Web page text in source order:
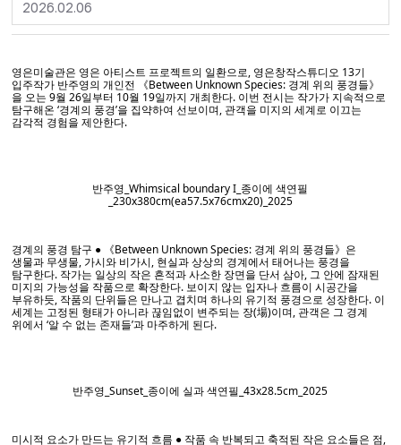
2026.02.06
영은미술관은 영은 아티스트 프로젝트의 일환으로, 영은창작스튜디오 13기
입주작가 반주영의 개인전 《Between Unknown Species: 경계 위의 풍경들》
을 오는 9월 26일부터 10월 19일까지 개최한다. 이번 전시는 작가가 지속적으로
탐구해온 ‘경계의 풍경’을 집약하여 선보이며, 관객을 미지의 세계로 이끄는
감각적 경험을 제안한다.
반주영_Whimsical boundary I_종이에 색연필
_230x380cm(ea57.5x76cmx20)_2025
경계의 풍경 탐구 ● 《Between Unknown Species: 경계 위의 풍경들》은
생물과 무생물, 가시와 비가시, 현실과 상상의 경계에서 태어나는 풍경을
탐구한다. 작가는 일상의 작은 흔적과 사소한 장면을 단서 삼아, 그 안에 잠재된
미지의 가능성을 작품으로 확장한다. 보이지 않는 입자나 흐름이 시공간을
부유하듯, 작품의 단위들은 만나고 겹치며 하나의 유기적 풍경으로 성장한다. 이
세계는 고정된 형태가 아니라 끊임없이 변주되는 장(場)이며, 관객은 그 경계
위에서 ‘알 수 없는 존재들’과 마주하게 된다.
반주영_Sunset_종이에 실과 색연필_43x28.5cm_2025
미시적 요소가 만드는 유기적 흐름 ● 작품 속 반복되고 축적된 작은 요소들은 점,